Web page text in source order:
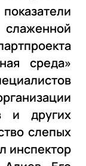
среда»
и других
слепых
инспектор